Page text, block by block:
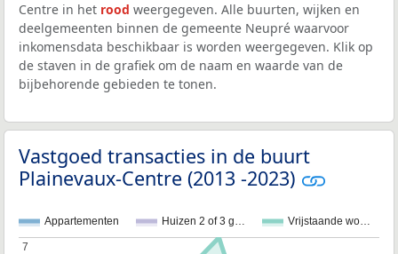
Centre in het rood weergegeven. Alle buurten, wijken en
deelgemeenten binnen de gemeente Neupré waarvoor
inkomensdata beschikbaar is worden weergegeven. Klik op
de staven in de grafiek om de naam en waarde van de
bijbehorende gebieden te tonen.
Vastgoed transacties in de buurt
Plainevaux-Centre (2013 -2023)
Appartementen Huizen 2 of 3 g… Vrijstaande wo…
7
7